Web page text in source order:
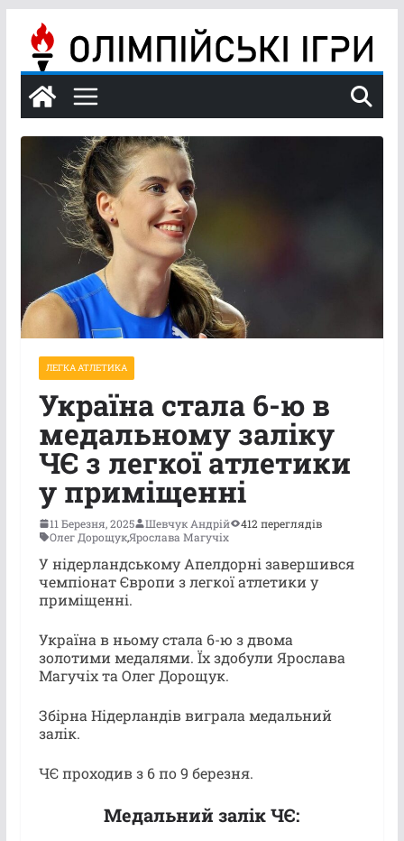
вмісту
ЛЕГКА АТЛЕТИКА
Україна стала 6-ю в
медальному заліку
ЧЄ з легкої атлетики
у приміщенні
11 Березня, 2025 Шевчук Андрій
412 переглядів
Олег Дорощук,Ярослава Магучіх
У нідерландському Апелдорні завершився
чемпіонат Європи з легкої атлетики у
приміщенні.
Україна в ньому стала 6-ю з двома
золотими медалями. Їх здобули Ярослава
Магучіх та Олег Дорощук.
Збірна Нідерландів виграла медальний
залік.
ЧЄ проходив з 6 по 9 березня.
Медальний залік ЧЄ: